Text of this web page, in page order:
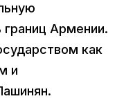
Армении.
как
и